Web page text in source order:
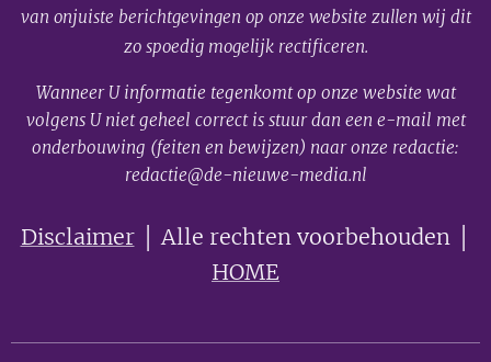
van onjuiste berichtgevingen op onze website zullen wij dit
zo spoedig mogelijk rectificeren.
Wanneer U informatie tegenkomt op onze website wat
volgens U niet geheel correct is stuur dan een e-mail met
onderbouwing (feiten en bewijzen) naar onze redactie:
redactie@de-nieuwe-media.nl
Disclaimer│ Alle rechten voorbehouden │
HOME